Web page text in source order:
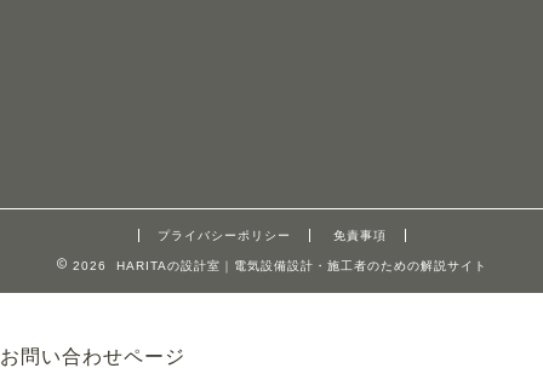
プライバシーポリシー 免責事項
2026 HARITAの設計室｜電気設備設計・施工者のための解説サイト
お問い合わせページ